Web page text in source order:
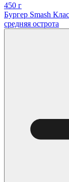
450 г
Бургер Smash
средняя острота